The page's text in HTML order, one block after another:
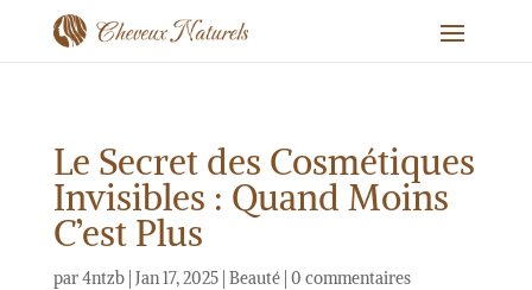
Le Secret des Cosmétiques
Invisibles : Quand Moins
C’est Plus
par4ntzb| Jan 17, 2025| Beauté| 0 commentaires